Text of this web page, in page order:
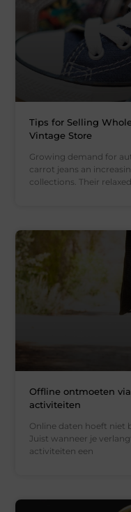
Tips for Selling
Vintage Store
Growing demand for
carrot jeans an
collections. Their
Offline ontmoeten
activiteiten
Online daten hoeft niet
Juist wanneer je
activiteiten een